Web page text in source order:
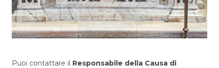
Puoi contattare il Responsabile della Causa di